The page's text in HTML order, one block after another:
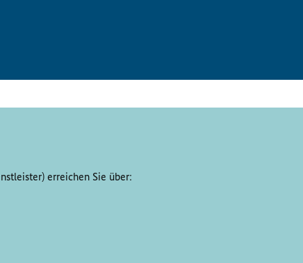
erreichen Sie über: